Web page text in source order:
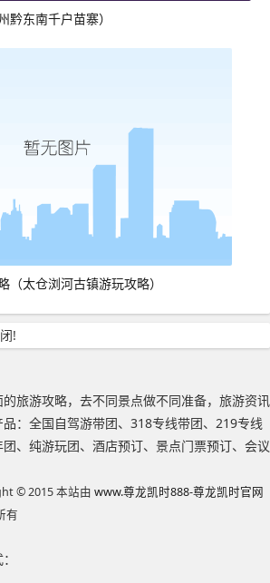
黔东南千户苗寨）
（太仓浏河古镇游玩攻略）
!
旅游攻略，去不同景点做不同准备，旅游资讯
：全国自驾游带团、318专线带团、219专线
、纯游玩团、酒店预订、景点门票预订、会议
© 2015 本站由 www.尊龙凯时888-尊龙凯时官网
有